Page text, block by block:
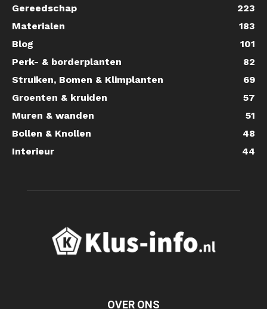
Gereedschap
223
Materialen
183
Blog
101
Perk- & borderplanten
82
Struiken, Bomen & Klimplanten
69
Groenten & kruiden
57
Muren & wanden
51
Bollen & Knollen
48
Interieur
44
OVER ONS